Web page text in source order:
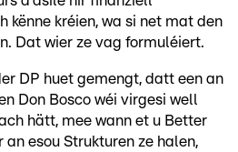
kënne kréien, wa si net mat den
Dat wier ze vag formuléiert.
DP huet gemengt, datt een an
Don Bosco wéi virgesi well
hätt, mee wann et u Better
esou Strukturen ze halen,